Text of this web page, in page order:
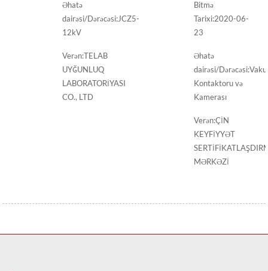
Əhatə
dairəsi/Dərəcəsi:JCZ5-
12kV
Verən:TELAB
UYĞUNLUQ
LABORATORİYASI
CO., LTD
Bitmə
Tarixi:2020-06-
23
Əhatə
dairəsi/Dərəcəsi:
Kontaktoru və
Kamerası
Verən:ÇİN
KEYFİYYƏT
MƏRKƏZİ